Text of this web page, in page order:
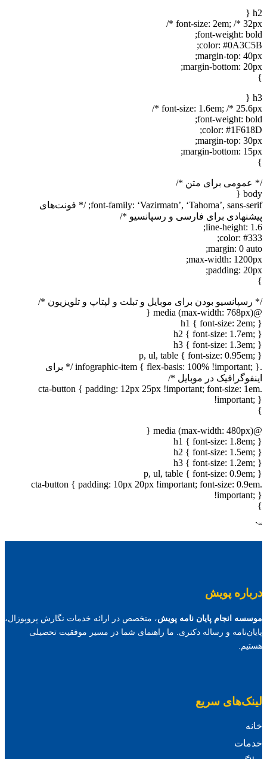
h2 {
font-size: 2em; /* 32px */
font-weight: bold;
color: #0A3C5B;
margin-top: 40px;
margin-bottom: 20px;
}
h3 {
font-size: 1.6em; /* 25.6px */
font-weight: bold;
color: #1F618D;
margin-top: 30px;
margin-bottom: 15px;
}
/* عمومی برای متن */
body {
font-family: ‘Vazirmatn’, ‘Tahoma’, sans-serif; /* فونت‌های
پیشنهادی برای فارسی و رسپانسیو */
line-height: 1.6;
color: #333;
margin: 0 auto;
max-width: 1200px;
padding: 20px;
}
/* رسپانسیو بودن برای موبایل و تبلت و لپتاپ و تلویزیون */
@media (max-width: 768px) {
h1 { font-size: 2em; }
h2 { font-size: 1.7em; }
h3 { font-size: 1.3em; }
p, ul, table { font-size: 0.95em; }
.infographic-item { flex-basis: 100% !important; } /* برای
اینفوگرافیک در موبایل */
.cta-button { padding: 12px 25px !important; font-size: 1em
!important; }
}
@media (max-width: 480px) {
h1 { font-size: 1.8em; }
h2 { font-size: 1.5em; }
h3 { font-size: 1.2em; }
p, ul, table { font-size: 0.9em; }
.cta-button { padding: 10px 20px !important; font-size: 0.9em
!important; }
}
“`
درباره پویش
موسسه انجام پایان نامه پویش، متخصص در ارائه خدمات نگارش پروپوزال،
پایان‌نامه و رساله دکتری. ما راهنمای شما در مسیر موفقیت تحصیلی
هستیم.
لینک‌های سریع
خانه
خدمات